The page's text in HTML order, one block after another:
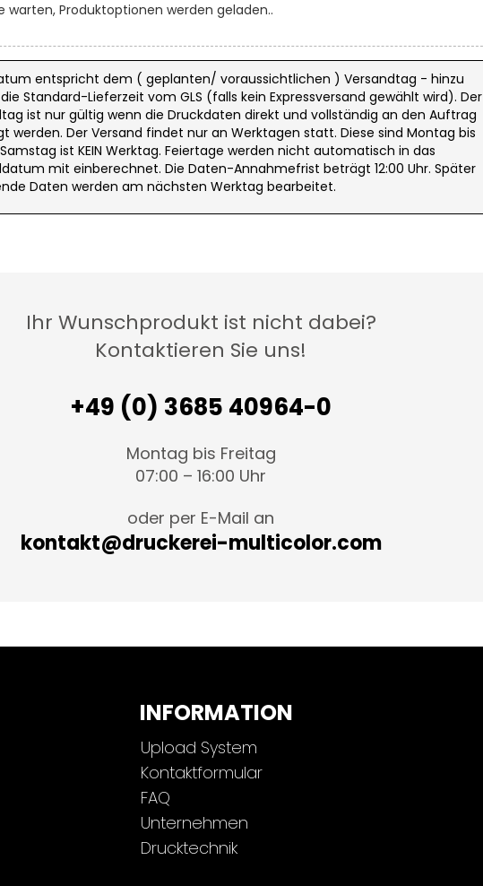
warten, Produktoptionen werden geladen..
entspricht dem ( geplanten/ voraussichtlichen ) Versandtag - hinzu
Standard-Lieferzeit vom GLS (falls kein Expressversand gewählt wird). Der
ist nur gültig wenn die Druckdaten direkt und vollständig an den Auftrag
werden. Der Versand findet nur an Werktagen statt. Diese sind Montag bis
ist KEIN Werktag. Feiertage werden nicht automatisch in das
mit einberechnet. Die Daten-Annahmefrist beträgt 12:00 Uhr. Später
Daten werden am nächsten Werktag bearbeitet.
Ihr Wunschprodukt ist nicht dabei?
Kontaktieren Sie uns!
+49 (0) 3685 40964-0
Montag bis Freitag
07:00 – 16:00 Uhr
oder per E-Mail an
kontakt@druckerei-multicolor.com
INFORMATION
Upload System
Kontaktformular
FAQ
Unternehmen
Drucktechnik